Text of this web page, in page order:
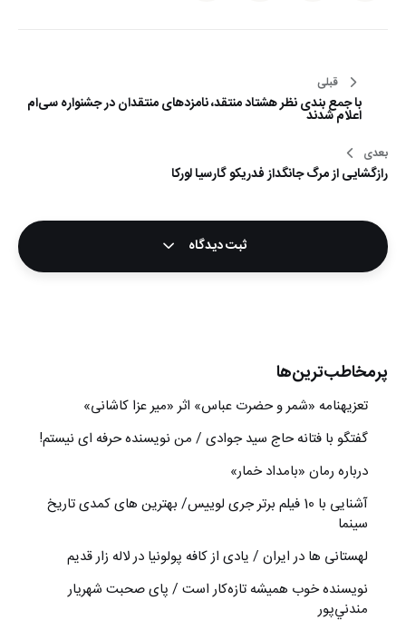
راهبری
نوشته
قبلی
با جمع بندی نظر هشتاد منتقد، نامزدهای منتقدان در جشنواره سی‌ام
اعلام شدند
بعدی
رازگشایی از مرگ جانگداز فدریکو گارسیا لورکا
ثبت دیدگاه
پرمخاطب‌ترین‌ها
تعزیه‎نامه‏ «شمر و حضرت عباس» اثر «میر عزا کاشانی»
گفتگو با فتانه حاج سید جوادی / من نویسنده حرفه ای نیستم!
درباره رمان «بامداد خمار»
آشنایی با 10 فیلم برتر جری لوییس/ بهترین های کمدی تاریخ
سینما
لهستانی ها در ایران / یادی از کافه پولونیا در لاله زار قدیم
نويسنده خوب هميشه تازه‌كار است / پای صحبت شهريار
مندني‌پور